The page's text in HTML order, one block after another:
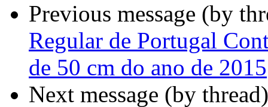
Previous message (by
Regular de Portugal
de 50 cm do ano de 2015
Next message (by